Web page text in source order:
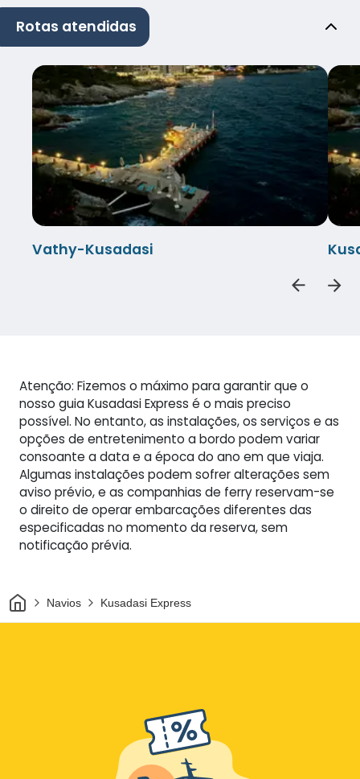
Rotas atendidas
Vathy-Kusadasi
Atenção: Fizemos o máximo para garantir que o
nosso guia Kusadasi Express é o mais preciso
possível. No entanto, as instalações, os serviços e as
opções de entretenimento a bordo podem variar
consoante a data e a época do ano em que viaja.
Algumas instalações podem sofrer alterações sem
aviso prévio, e as companhias de ferry reservam-se
o direito de operar embarcações diferentes das
especificadas no momento da reserva, sem
notificação prévia.
CasaNavios Kusadasi Express